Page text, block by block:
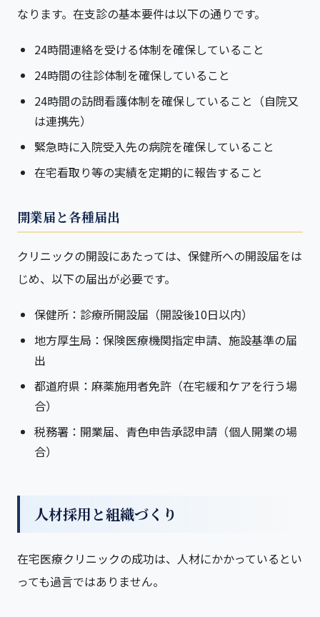
なります。在支診の基本要件は以下の通りです。
24時間連絡を受ける体制を確保していること
24時間の往診体制を確保していること
24時間の訪問看護体制を確保していること（自院又
は連携先）
緊急時に入院受入先の病院を確保していること
在宅看取り等の実績を定期的に報告すること
開業届と各種届出
クリニックの開設にあたっては、保健所への開設届をは
じめ、以下の届出が必要です。
保健所：診療所開設届（開設後10日以内）
地方厚生局：保険医療機関指定申請、施設基準の届
出
都道府県：麻薬施用者免許（在宅緩和ケアを行う場
合）
税務署：開業届、青色申告承認申請（個人開業の場
合）
人材採用と組織づくり
在宅医療クリニックの成功は、人材にかかっているとい
っても過言ではありません。